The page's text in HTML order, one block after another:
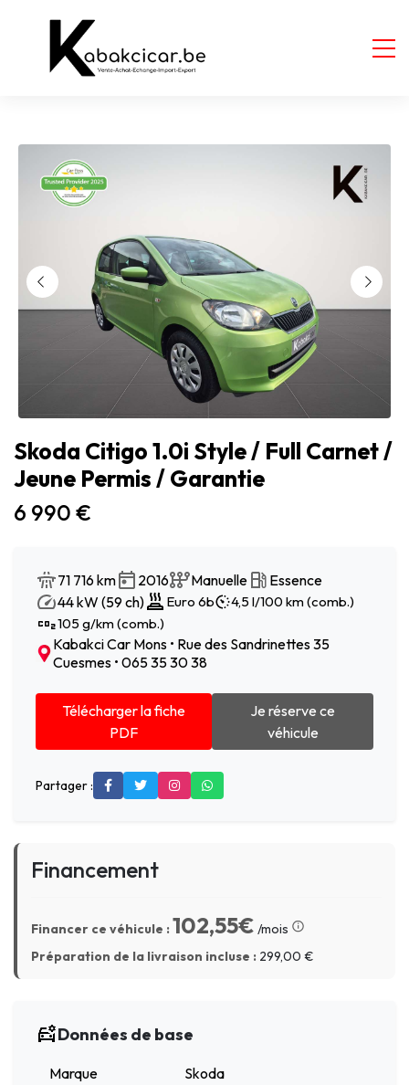
Skoda Citigo 1.0i Style / Full Carnet /
Jeune Permis / Garantie
6 990 €
71 716 km 2016 Manuelle
Essence
44 kW (59 ch)
Euro 6b
4,5 l/100 km (comb.)
105 g/km (comb.)
Kabakci Car Mons • Rue des Sandrinettes 35
Cuesmes • 065 35 30 38
Télécharger la fiche
PDF
Je réserve ce
véhicule
Partager :
Financement
Financer ce véhicule :102,55€ /mois
Préparation de la livraison incluse : 299,00 €
Données de base
Marque
Skoda